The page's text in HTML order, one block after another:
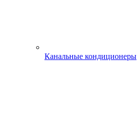
Канальные кондиционеры